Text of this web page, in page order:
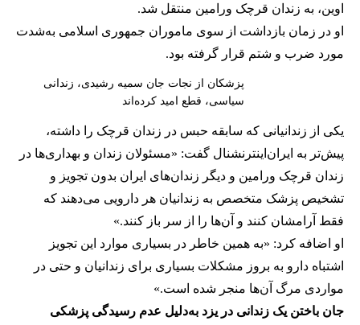
اوین، به زندان قرچک ورامین منتقل شد.
او در زمان بازداشت از سوی ماموران جمهوری اسلامی به‌شدت
مورد ضرب‌ و شتم قرار گرفته بود.
پزشکان از نجات جان سمیه رشیدی، زندانی
سیاسی، قطع امید کرده‌اند
یکی از زندانیانی که سابقه حبس در زندان قرچک را داشته،
پیش‌تر به ایران‌اینترنشنال گفت: «مسئولان زندان و بهداری‌ها در
زندان قرچک ورامین و دیگر زندان‌های ایران بدون تجویز و
تشخیص پزشک متخصص به زندانیان هر دارویی می‌دهند که
فقط آرامشان کنند و آن‌ها را از سر باز کنند.»
او اضافه کرد: «به همین خاطر در بسیاری موارد این تجویز
اشتباه دارو به بروز مشکلات بسیاری برای زندانیان و حتی در
مواردی مرگ آن‌ها منجر شده است.»
جان باختن یک زندانی در یزد به‌دلیل عدم رسیدگی پزشکی